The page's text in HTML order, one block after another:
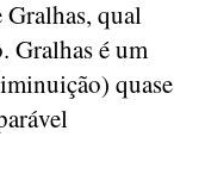
Gralhas, qual
Gralhas é um
quase